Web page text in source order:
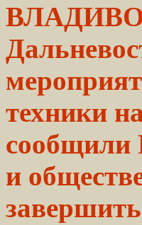
техники
сообщили
и